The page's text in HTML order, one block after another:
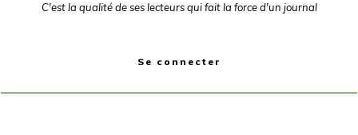
C'est la qualité de ses lecteurs qui fait la force d'un journal
Se connecter